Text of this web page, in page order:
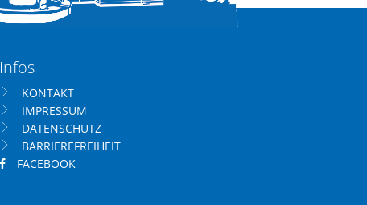
Infos
KONTAKT
IMPRESSUM
DATENSCHUTZ
BARRIEREFREIHEIT
FACEBOOK